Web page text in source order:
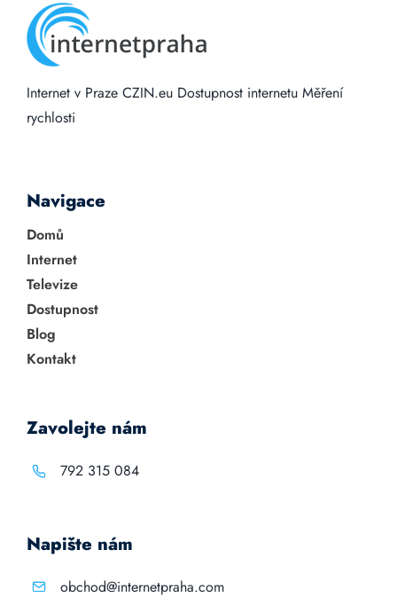
Internet v Praze CZIN.eu Dostupnost internetu Měření
rychlosti
Navigace
Domů
Internet
Televize
Dostupnost
Blog
Kontakt
Zavolejte nám
792 315 084
Napište nám
obchod@internetpraha.com